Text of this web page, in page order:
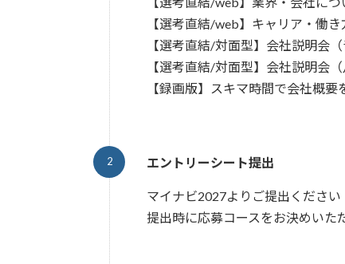
【選考直結/web】キャリア・働
【選考直結/対面型】会社説明会（
【選考直結/対面型】会社説明会（
【録画版】スキマ時間で会社概
エントリーシート提出
マイナビ2027よりご提出ください
提出時に応募コースをお決めいた